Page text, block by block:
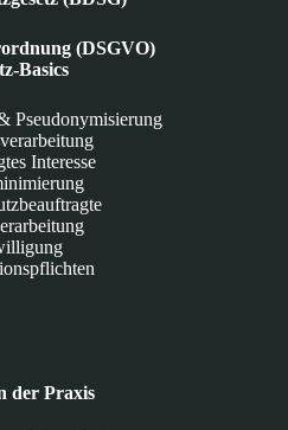
(DSGVO)
Basics
Pseudonymisierung
Interesse
der Praxis